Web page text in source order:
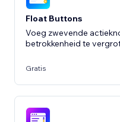
Float Buttons
Voeg zwevende
betrokkenheid te
Gratis